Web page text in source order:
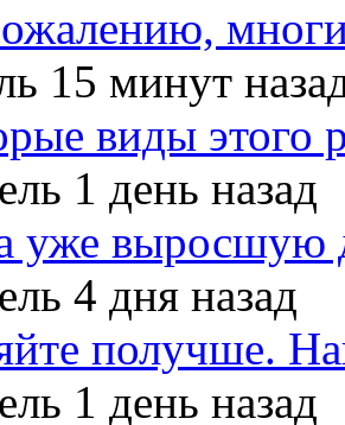
15 минут
виды этого
1 день назад
уже выросшую
4 дня назад
получше.
1 день назад